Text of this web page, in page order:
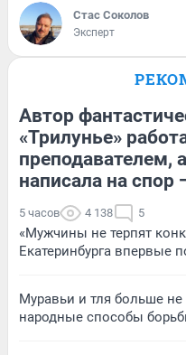
Стас Соколов
Эксперт
Автор
«Трилунье»
преподавателем,
написала на спор
5 часов 4 138 5
«Мужчины не терпят
Екатеринбурга впервые
Муравьи и тля больше не
народные способы